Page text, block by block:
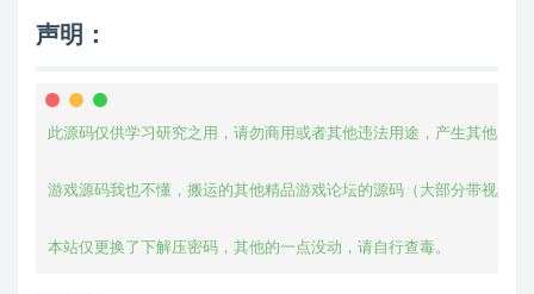
声明：
此源码仅供学习研究之用，请勿商用或者其他违法用途，产生其他后果
游戏源码我也不懂，搬运的其他精品游戏论坛的源码（大部分带视频
本站仅更换了下解压密码，其他的一点没动，请自行查毒。